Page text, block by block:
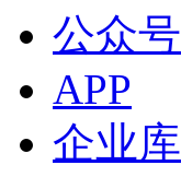
公众号
APP
企业库